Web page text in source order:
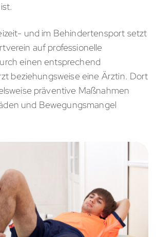
und im Behindertensport setzt
auf professionelle
einen entsprechend
beziehungsweise eine Ärztin. Dort
präventive Maßnahmen
und Bewegungsmangel